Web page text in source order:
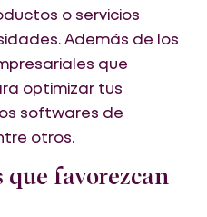
o servicios
Además de los
que
optimizar tus
softwares de
otros.
favorezcan